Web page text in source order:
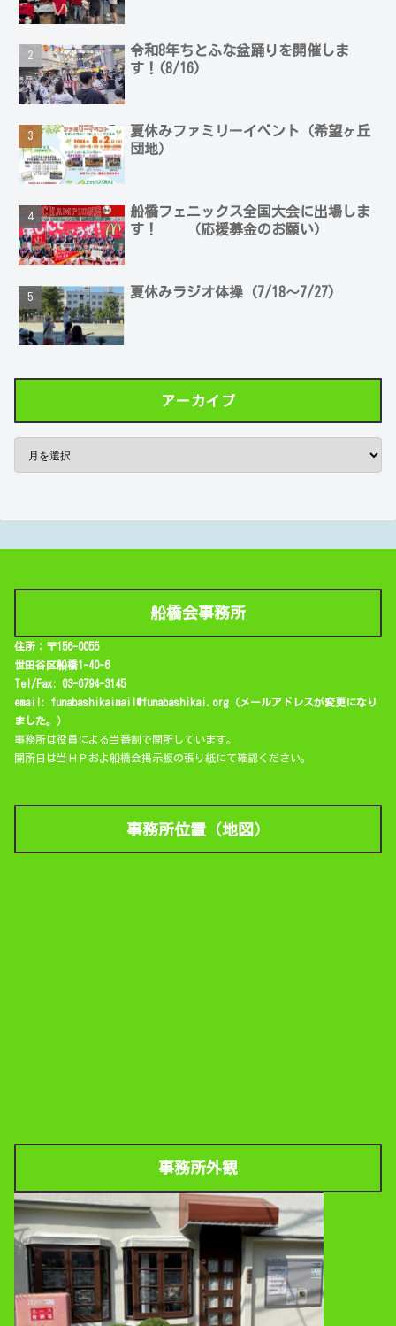
令和8年ちとふな盆踊りを開催しま
す！(8/16)
夏休みファミリーイベント（希望ヶ丘
団地）
船橋フェニックス全国大会に出場しま
す！ （応援募金のお願い）
夏休みラジオ体操（7/18～7/27)
アーカイブ
船橋会事務所
住所：〒156-0055
世田谷区船橋1-40-6
Tel/Fax: 03-6794-3145
email: funabashikaimail@funabashikai.org（メールアドレスが変更になり
ました。）
事務所は役員による当番制で開所しています。
開所日は当ＨＰおよ船橋会掲示板の張り紙にて確認ください。
事務所位置（地図）
事務所外観